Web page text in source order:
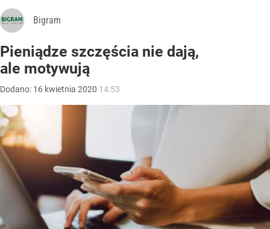
Bigram
Pieniądze szczęścia nie dają,
ale motywują
Dodano: 16 kwietnia 2020 14:53